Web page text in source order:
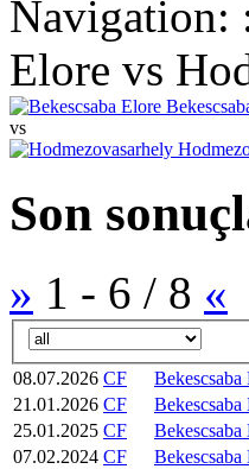
Navigation:
Elore vs
vs
Son
» 1 - 6 / 8 «
08.07.2026 CF Bekescsaba
21.01.2026 CF Bekescsaba
25.01.2025 CF Bekescsaba
07.02.2024 CF Bekescsaba